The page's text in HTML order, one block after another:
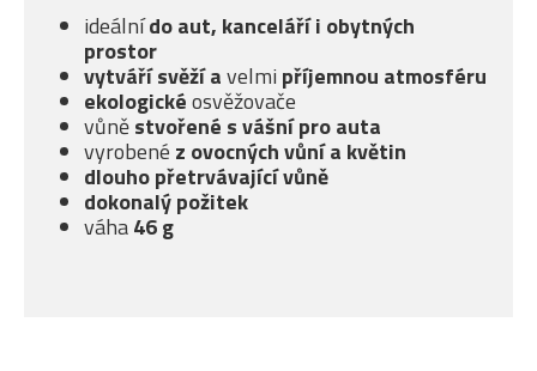
ideálnído aut, kanceláří i obytných
prostor
vytváří svěží avelmi příjemnou atmosféru
ekologickéosvěžovače
vůněstvořené s vášní pro auta
vyrobené z ovocných vůní a květin
dlouho přetrvávající vůně
dokonalý požitek
váha46 g